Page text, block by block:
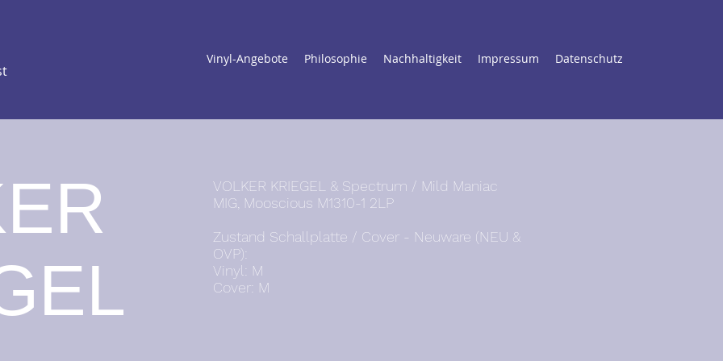
Vinyl-Angebote Philosophie Nachhaltigkeit Impressum Datenschutz
VOLKER KRIEGEL & Spectrum / Mild Maniac
MIG, Mooscious M1310-1 2LP
Zustand Schallplatte / Cover - Neuware (NEU &
OVP):
Vinyl: M
Cover: M